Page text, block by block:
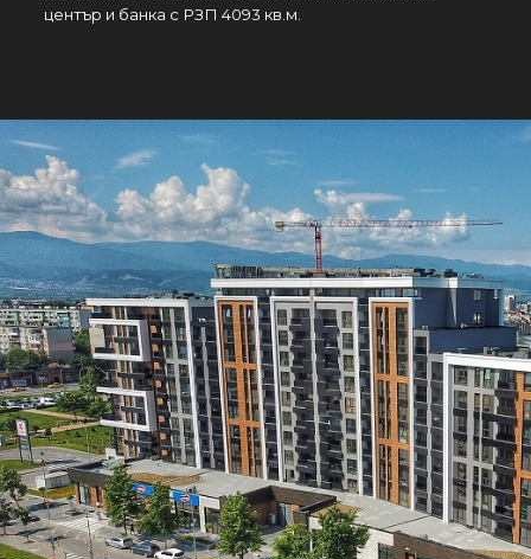
център и банка с РЗП 4093 кв.м.